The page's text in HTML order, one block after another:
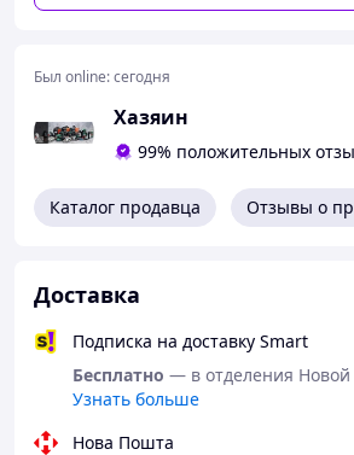
Низкий уровень шума и
Эффективные элементы
Хорошо сбалансированная
Двойная изоляция привода.
Комплектация:
электропила,
картонная упаковка,
инструкция.
Был online:сегодня
Хазяин
99% положительных
Каталог продавца Отзывы о
Доставка
Подписка на доставку Smart
Бесплатно — в отделения
Узнать больше
Нова Пошта